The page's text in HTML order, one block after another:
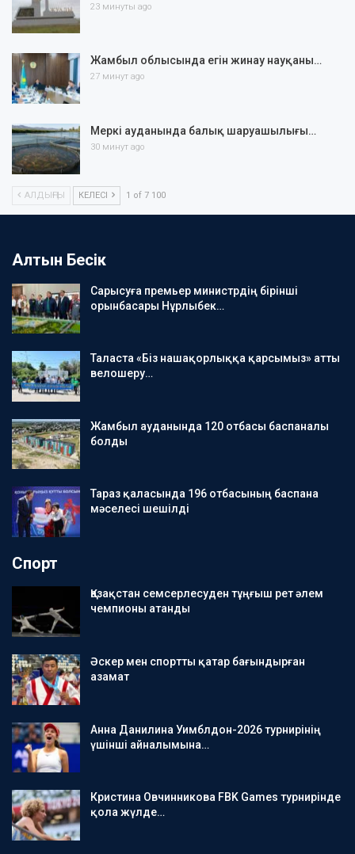
23 минуты ago
Жамбыл облысында егін жинау науқаны…
27 минут ago
Меркі ауданында балық шаруашылығы…
30 минут ago
АЛДЫҢҒЫ КЕЛЕСІ 1 of 7 100
Алтын Бесік
Сарысуға премьер министрдің бірінші
орынбасары Нұрлыбек…
Таласта «Біз нашақорлыққа қарсымыз» атты
велошеру…
Жамбыл ауданында 120 отбасы баспаналы
болды
Тараз қаласында 196 отбасының баспана
мәселесі шешілді
Спорт
Қазақстан семсерлесуден тұңғыш рет әлем
чемпионы атанды
Әскер мен спортты қатар бағындырған
азамат
Анна Данилина Уимблдон-2026 турнирінің
үшінші айналымына…
Кристина Овчинникова FBK Games турнирінде
қола жүлде…